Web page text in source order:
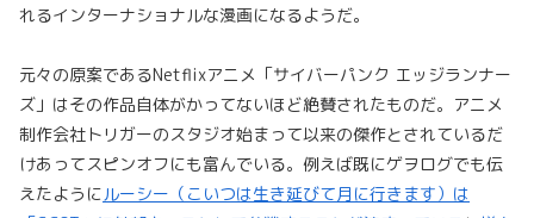
れるインターナショナルな漫画になるようだ。
元々の原案であるNetflixアニメ「サイバーパンク エッジランナー
ズ」はその作品自体がかってないほど絶賛されたものだ。アニメ
制作会社トリガーのスタジオ始まって以来の傑作とされているだ
けあってスピンオフにも富んでいる。例えば既にゲヲログでも伝
えたようにルーシー（こいつは生き延びて月に行きます）は